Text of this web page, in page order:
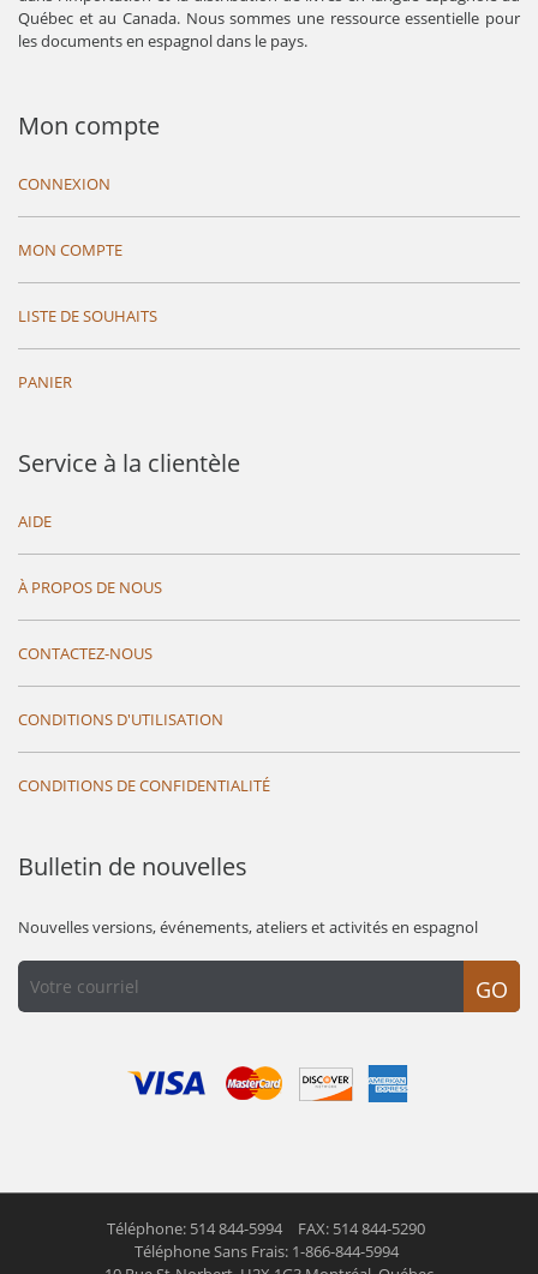
Québec et au Canada. Nous sommes une ressource essentielle pour
les documents en espagnol dans le pays.
Mon compte
CONNEXION
MON COMPTE
LISTE DE SOUHAITS
PANIER
Service à la clientèle
AIDE
À PROPOS DE NOUS
CONTACTEZ-NOUS
CONDITIONS D'UTILISATION
CONDITIONS DE CONFIDENTIALITÉ
Bulletin de nouvelles
Nouvelles versions, événements, ateliers et activités en espagnol
GO
Téléphone: 514 844-5994
FAX: 514 844-5290
Téléphone Sans Frais: 1-866-844-5994